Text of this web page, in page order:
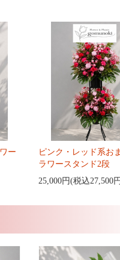
ー
ピンク・レッド系お
ラワースタンド2段
25,000円(税込27,500